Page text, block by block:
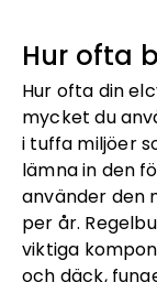
Hur ofta
Hur ofta din
mycket du
i tuffa miljöer
lämna in den
använder den
per år.
viktiga
och däck,